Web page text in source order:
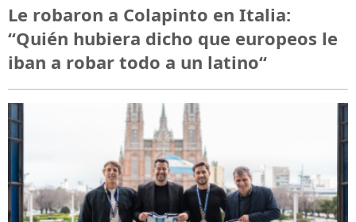
Le robaron a Colapinto en Italia:
“Quién hubiera dicho que europeos le
iban a robar todo a un latino“